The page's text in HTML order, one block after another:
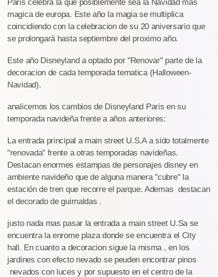
Paris celebra la que posiblemente sea la Navidad mas
magica de europa. Este año la magia se multiplica
coincidiendo con la celebracion de su 20 aniversario que
se prolongará hasta septiembre del proximo año.
Este año Disneyland a optado por "Renovar" parte de la
decoracion de cada temporada tematica (Halloween-
Navidad).
analicemos los cambios de Disneyland Paris en su
temporada navideña frente a años anteriores:
La entrada principal a main street U.S.A a sido totalmente
"renovada" frente a otras temporadas navideñas.
Destacan enormes estampas de personajes disney en
ambiente navideño que de alguna manera "cubre" la
estación de tren que recorre el parque. Ademas destacan
el decorado de guirnaldas .
justo nada mas pasar la entrada a main street U.Sa se
encuentra la enrome plaza donde se encuentra el City
hall. En cuanto a decoracion sigue la misma , en los
jardines con efecto nevado se peuden encontrar pinos
nevados con luces y por supuesto en el centro de la